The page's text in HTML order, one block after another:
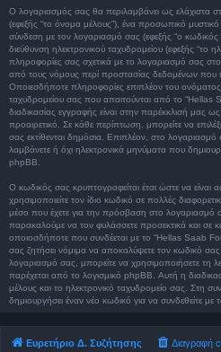
Ο λογαριασμός σας θα περιλαμβάνει ως ελάχιστα
(εφεξής “το όνομα μέλους”), ένα προσωπικό μυστικό
σύνδεση με τον λογαριασμό σας (εφεξής “ο
διεύθυνση ηλεκτρονικού ταχυδρομείου (εφεξής “το
πληροφορίες σας σχετικά με το λογαριασμό σας
από τους νόμους περί προστασίας δεδομένων που
Οποιεσδήποτε πληροφορίες επιπλέον του
ταχυδρομείου σας που απαιτούνται από το “Hellas
διαδικασίας εγγραφής είναι στην παρέκκλισή μας ως
προαιρετικό. Σε κάθε περίπτωση, μπορείτε να
σας εκτίθενται δημόσια. Επιπλέον, στο λογαριασμό
λαμβάνετε ή όχι ηλεκτρονικά μηνύματα που
phpBB.
Ο κωδικός σας κρυπτογραφείται έτσι ώστε να
χρησιμοποιείτε τον ίδιο κωδικό σε πολλές
μέσο που έχετε για την πρόσβαση στο λογαριασμό
παρακαλούμε να τον φυλάσσετε προσεκτικά και σε
οποιοσδήποτε που συνδέεται με το “Hellas Saab
σας ζητήσει νόμιμα να αποκαλύψετε τον κωδικό
λογαριασμό σας, μπορείτε να χρησιμοποιήσετε τη
παρέχεται από το λογισμικό phpBB. Αυτή η
μέλους και το ηλεκτρονικό ταχυδρομείο σας. Στη
δημιουργήσει έναν νέο κωδικό για να συνδεθείτε με
Ευρετήριο Δ. Συζήτησης Διαγραφή